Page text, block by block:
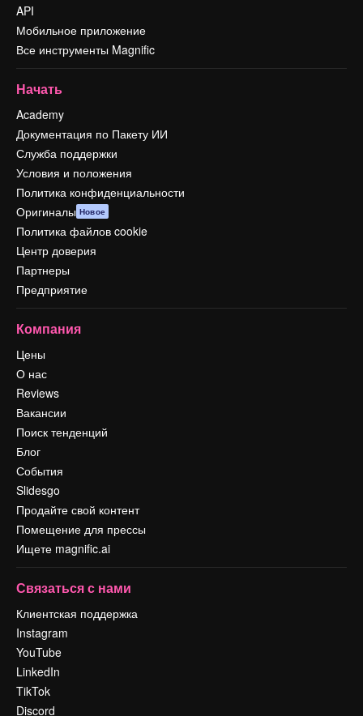
API
Мобильное приложение
Все инструменты Magnific
Начать
Academy
Документация по Пакету ИИ
Служба поддержки
Условия и положения
Политика конфиденциальности
Оригиналы Новое
Политика файлов cookie
Центр доверия
Партнеры
Предприятие
Компания
Цены
О нас
Reviews
Вакансии
Поиск тенденций
Блог
События
Slidesgo
Продайте свой контент
Помещение для прессы
Ищете magnific.ai
Связаться с нами
Клиентская поддержка
Instagram
YouTube
LinkedIn
TikTok
Discord